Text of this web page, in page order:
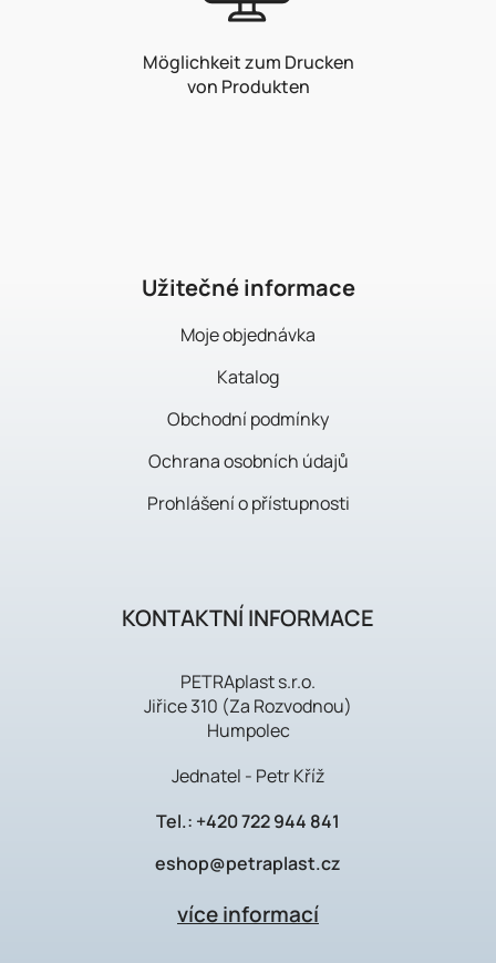
Möglichkeit zum Drucken
von Produkten
Užitečné informace
Moje objednávka
Katalog
Obchodní podmínky
Ochrana osobních údajů
Prohlášení o přístupnosti
KONTAKTNÍ INFORMACE
PETRAplast s.r.o.
Jiřice 310 (Za Rozvodnou)
Humpolec
Jednatel - Petr Kříž
Tel.: +420 722 944 841
eshop@petraplast.cz
více informací